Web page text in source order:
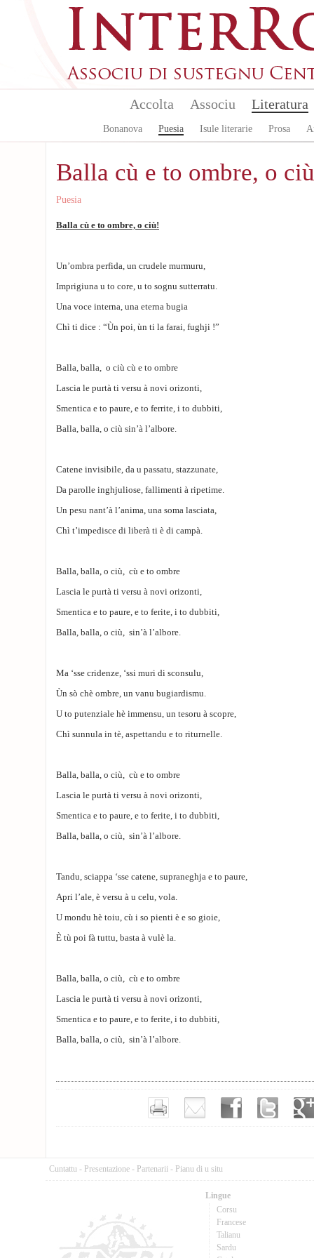
Accolta Associu Literatura
Bonanova Puesia Isule literarie Prosa
Balla cù e to ombre, o
Puesia
Balla cù e to ombre, o ciù!
Un’ombra perfida, un crudele murmuru,
Imprigiuna u to core, u to sognu sutterratu.
Una voce interna, una eterna bugia
Chì ti dice : “Ùn poi, ùn ti la farai, fughji !”
Balla, balla, o ciù cù e to ombre
Lascia le purtà ti versu à novi orizonti,
Smentica e to paure, e to ferrite, i to dubbiti,
Balla, balla, o ciù sin’à l’albore.
Catene invisibile, da u passatu, stazzunate,
Da parolle inghjuliose, fallimenti à ripetime.
Un pesu nant’à l’anima, una soma lasciata,
Chì t’impedisce di liberà ti è di campà.
Balla, balla, o ciù, cù e to ombre
Lascia le purtà ti versu à novi orizonti,
Smentica e to paure, e to ferite, i to dubbiti,
Balla, balla, o ciù, sin’à l’albore.
Ma ‘sse cridenze, ‘ssi muri di sconsulu,
Ùn sò chè ombre, un vanu bugiardismu.
U to putenziale hè immensu, un tesoru à scopre,
Chì sunnula in tè, aspettandu e to riturnelle.
Balla, balla, o ciù, cù e to ombre
Lascia le purtà ti versu à novi orizonti,
Smentica e to paure, e to ferite, i to dubbiti,
Balla, balla, o ciù, sin’à l’albore.
Tandu, sciappa ‘sse catene, supraneghja e to paure,
Apri l’ale, è versu à u celu, vola.
U mondu hè toiu, cù i so pienti è e so gioie,
È tù poi fà tuttu, basta à vulè la.
Balla, balla, o ciù, cù e to ombre
Lascia le purtà ti versu à novi orizonti,
Smentica e to paure, e to ferite, i to dubbiti,
Balla, balla, o ciù, sin’à l’albore.
Cuntattu - Presentazione - Partenarii - Pianu di u situ
Lingue
Corsu
Francese
Talianu
Sardu